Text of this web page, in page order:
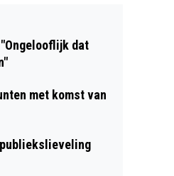
dat
met komst van